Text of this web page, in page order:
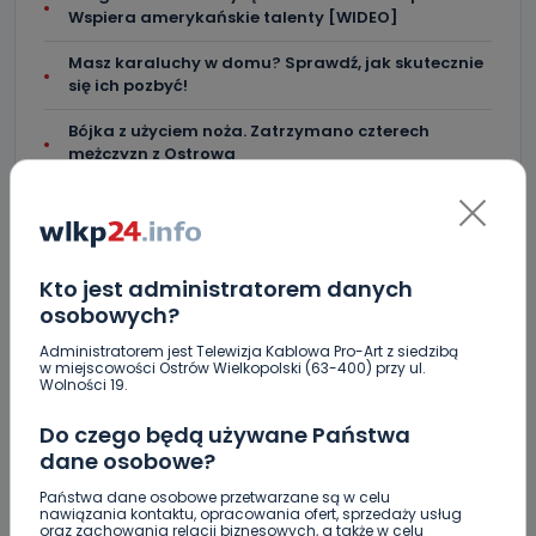
Kto jest administratorem danych
osobowych?
Administratorem jest Telewizja Kablowa Pro-Art z siedzibą
w miejscowości Ostrów Wielkopolski (63-400) przy ul.
Wolności 19.
Do czego będą używane Państwa
dane osobowe?
Państwa dane osobowe przetwarzane są w celu
nawiązania kontaktu, opracowania ofert, sprzedaży usług
oraz zachowania relacji biznesowych, a także w celu
Wspiera amerykańskie talenty [WIDEO]
Masz karaluchy w domu? Sprawdź, jak skutecznie
się ich pozbyć!
Bójka z użyciem noża. Zatrzymano czterech
mężczyzn z Ostrowa
Przyglądała im się cała Polska. Mijają 23 lata od
strajku w Fabryce Wagon
Skomentuj ten wpis jako pierwszy!
DOŁĄCZ DO DYSKUSJI